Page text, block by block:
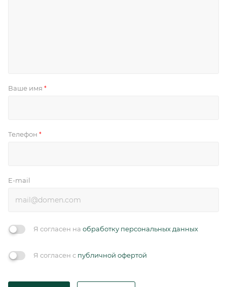
Ваше имя *
Телефон *
E-mail
Я согласен на обработку персональных данных
Я согласен с публичной офертой